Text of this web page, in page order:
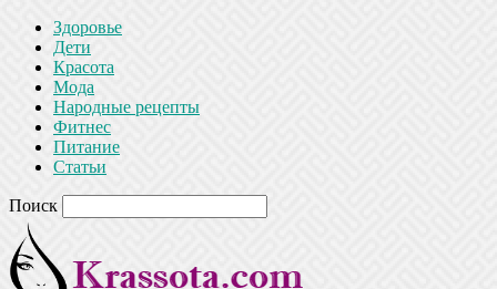
Здоровье
Дети
Красота
Мода
Народные рецепты
Фитнес
Питание
Статьи
Поиск